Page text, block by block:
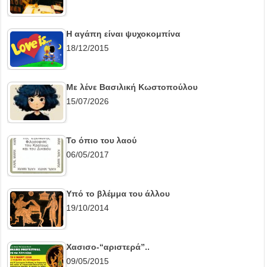
Η αγάπη είναι ψυχοκομπίνα
18/12/2015
Με λένε Βασιλική Κωστοπούλου
15/07/2026
Το όπιο του λαού
06/05/2017
Υπό το βλέμμα του άλλου
19/10/2014
Χασισο-“αριστερά”..
09/05/2015